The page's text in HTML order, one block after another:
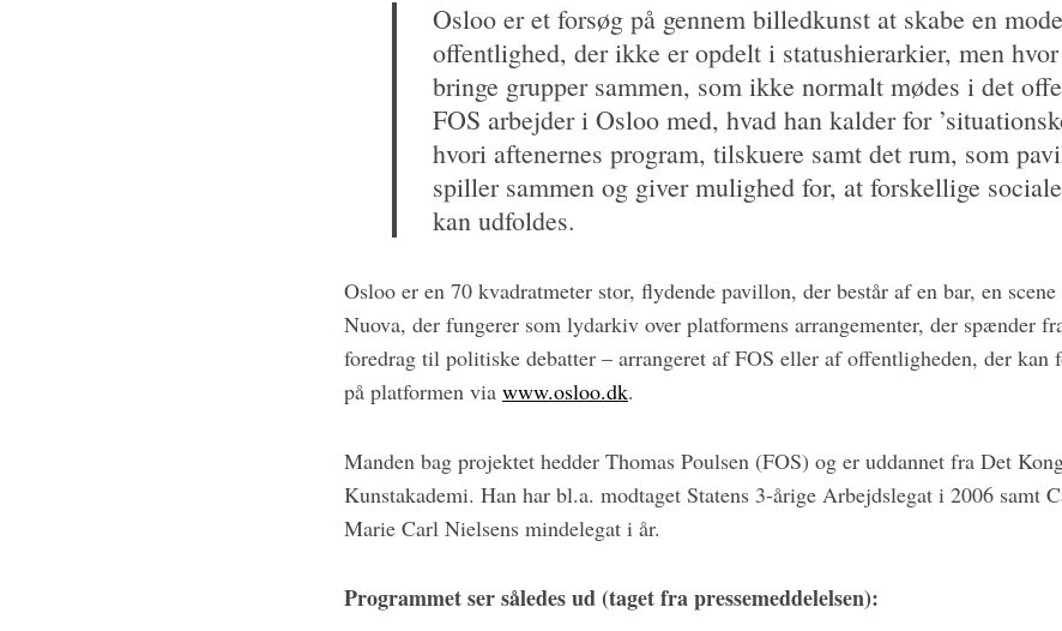
Osloo er et forsøg på gennem billedkunst at skabe en
offentlighed, der ikke er opdelt i statushierarkier, men
bringe grupper sammen, som ikke normalt mødes i det
FOS arbejder i Osloo med, hvad han kalder for
hvori aftenernes program, tilskuere samt det rum, som
spiller sammen og giver mulighed for, at forskellige
kan udfoldes.
Osloo er en 70 kvadratmeter stor, flydende pavillon, der består af en bar, en
Nuova, der fungerer som lydarkiv over platformens arrangementer, der spænder
foredrag til politiske debatter – arrangeret af FOS eller af offentligheden, der kan
på platformen via www.osloo.dk.
Manden bag projektet hedder Thomas Poulsen (FOS) og er uddannet fra Det
Kunstakademi. Han har bl.a. modtaget Statens 3-årige Arbejdslegat i 2006 samt
Marie Carl Nielsens mindelegat i år.
Programmet ser således ud (taget fra pressemeddelelsen):